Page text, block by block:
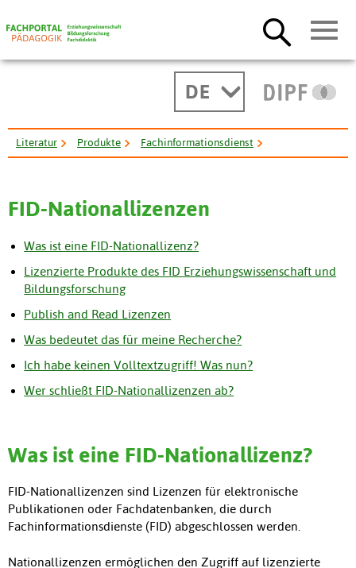
DE
Literatur Produkte Fachinformationsdienst
FID-Nationallizenzen
Was ist eine FID-Nationallizenz?
Lizenzierte Produkte des FID Erziehungswissenschaft und
Bildungsforschung
Publish and Read Lizenzen
Was bedeutet das für meine Recherche?
Ich habe keinen Volltextzugriff! Was nun?
Wer schließt FID-Nationallizenzen ab?
Was ist eine FID-Nationallizenz?
FID-Nationallizenzen sind Lizenzen für elektronische
Publikationen oder Fachdatenbanken, die durch
Fachinformationsdienste (FID) abgeschlossen werden.
Nationallizenzen ermöglichen den Zugriff auf lizenzierte